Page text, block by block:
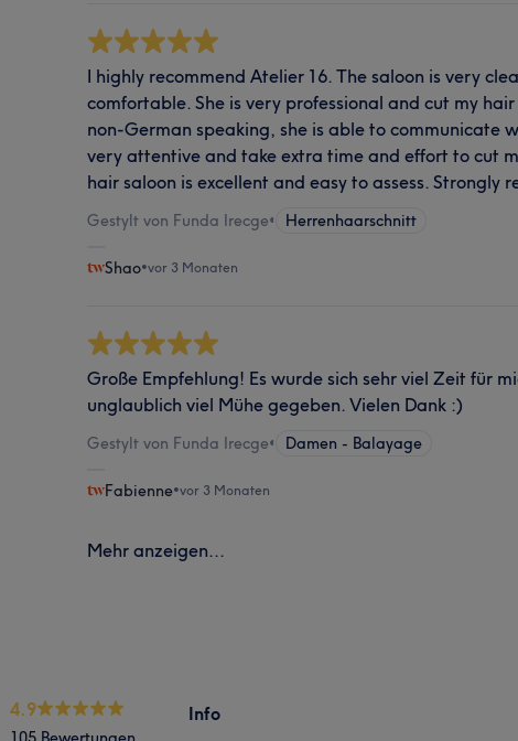
I highly recommend Atelier 16. The saloon is very
comfortable. She is very professional and cut my
non-German speaking, she is able to communicate
very attentive and take extra time and effort to cut
hair saloon is excellent and easy to assess. Strongly
Gestylt von Funda Irecge• Herrenhaarschnitt
Shao•vor 3 Monaten
Große Empfehlung! Es wurde sich sehr viel Zeit für
unglaublich viel Mühe gegeben. Vielen Dank :)
Gestylt von Funda Irecge• Damen - Balayage
Fabienne•vor 3 Monaten
Mehr anzeigen...
4.9
Info